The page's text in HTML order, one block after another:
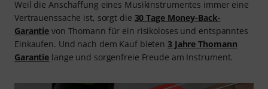
Weil die Anschaffung eines Musikinstrumentes immer eine
Vertrauenssache ist, sorgt die 30 Tage Money-Back-
Garantie von Thomann für ein risikoloses und entspanntes
Einkaufen. Und nach dem Kauf bieten3 Jahre Thomann
Garantie lange und sorgenfreie Freude am Instrument.